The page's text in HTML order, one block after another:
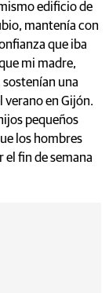
edificio de
mantenía con
que iba
mi madre,
sostenían una
verano en Gijón.
pequeños
los hombres
el fin de semana